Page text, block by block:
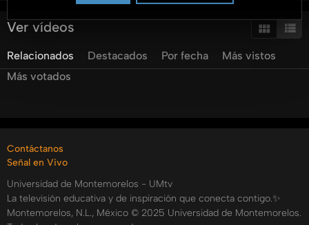
psicóloga Lizzeth Hernández sabremos las causas que
provocan que la salud mental de los niños esté en riesgo.
Tags:
Ver vídeos
Relacionados Destacados Por fecha
Más vistos
Más votados
Contáctanos
Señal en Vivo
Universidad de Montemorelos - UMtv
La televisión educativa y de inspiración que conecta contigo.✨
Montemorelos, N.L., México © 2025 Universidad de Montemorelos.